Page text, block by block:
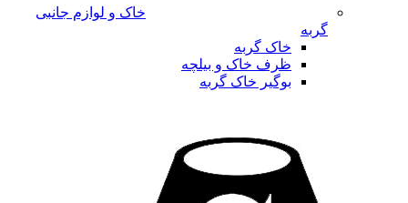
خاک و لوازم جانبی
گربه
خاک گربه
ظرف خاک و بیلچه
بوگیر خاک گربه